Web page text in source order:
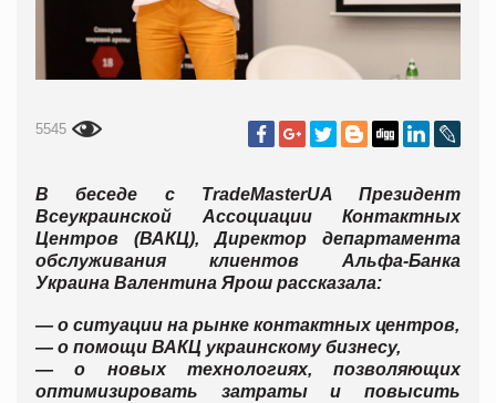
5545
В беседе с TradeMasterUAПрезидент
Всеукраинской Ассоциации Контактных
Центров (ВАКЦ), Директор департамента
обслуживания клиентов Альфа-Банка
Украина Валентина Ярош рассказала:
— о ситуации на рынке контактных центров,
— о помощи ВАКЦ украинскому бизнесу,
— о новых технологиях, позволяющих
оптимизировать затраты и повысить